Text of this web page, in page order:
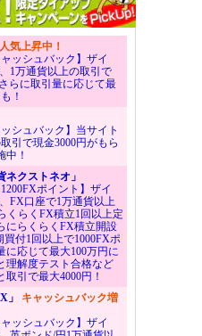
人気上昇中！
ャッシュバック】ザイ
1万通貨以上の取引で
らに取引量に応じて最
！
ッシュバック】当サイト
引で現金3000円がもら
中！
クストネオ」
1200FXポイント】ザイ
FX口座で1万通貨以上
くらくFX積立1回以上定
にらくらくFX積立開設
付1回以上で1000FXポ
に応じて最大100万円に
理解度テスト合格など
取引で最大4000円！
」 キャッシュバック増
ャッシュバック】ザイ